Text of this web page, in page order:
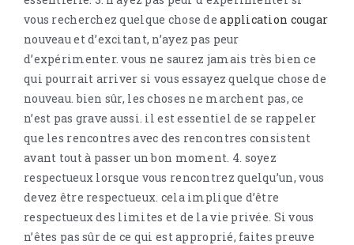
vous recherchez quelque chose deapplication cougar
nouveau et d’excitant, n’ayez pas peur
d’expérimenter. vous ne saurez jamais très bien ce
qui pourrait arriver si vous essayez quelque chose de
nouveau. bien sûr, les choses ne marchent pas, ce
n’est pas grave aussi. il est essentiel de se rappeler
que les rencontres avec des rencontres consistent
avant tout à passer un bon moment. 4. soyez
respectueux lorsque vous rencontrez quelqu’un, vous
devez être respectueux. cela implique d’être
respectueux des limites et de la vie privée. Si vous
n’êtes pas sûr de ce qui est approprié, faites preuve